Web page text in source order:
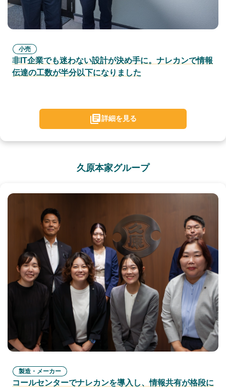
小売
非IT企業でも迷わない設計が決め手に。ナレカンで情報
伝達の工数が半分以下になりました
詳細を見る
久原本家グループ
製造・メーカー
コールセンターでナレカンを導入し、情報共有が格段に